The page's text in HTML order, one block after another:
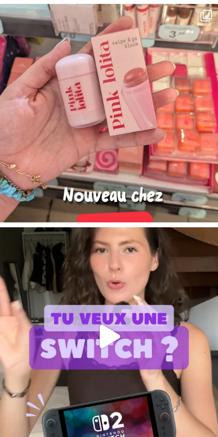
Fermé maintenant
Aller à la boutique
Plus de détails
PrimaPrix Troyes
58 Rue Emile Zola
Fermé maintenant
Aller à la boutique
Plus de détails
PrimaPrix Le Kremlin-Bicêtre
66 Av. de Fontainebleau
Fermé maintenant
Aller à la boutique
Plus de détails
PrimaPrix Les Jacobins
13 Rue Claude Blondeau Centre Commercial Les Jacobins
Fermé maintenant
Aller à la boutique
Plus de détails
PrimaPrix Angers
34 Bd du Maréchal Foch
Fermé maintenant
Aller à la boutique
Plus de détails
PrimaPrix Halle Secrétan
46 Rue de Meaux
Fermé maintenant